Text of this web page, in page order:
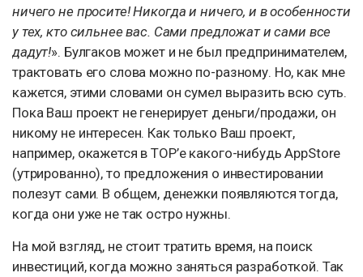
ничего не просите! Никогда и ничего, и в особенности
у тех, кто сильнее вас. Сами предложат и сами все
дадут!». Булгаков может и не был предпринимателем,
трактовать его слова можно по-разному. Но, как мне
кажется, этими словами он сумел выразить всю суть.
Пока Ваш проект не генерирует деньги/продажи, он
никому не интересен. Как только Ваш проект,
например, окажется в TOP’е какого-нибудь AppStore
(утрированно), то предложения о инвестировании
полезут сами. В общем, денежки появляются тогда,
когда они уже не так остро нужны.
На мой взгляд, не стоит тратить время, на поиск
инвестиций, когда можно заняться разработкой. Так